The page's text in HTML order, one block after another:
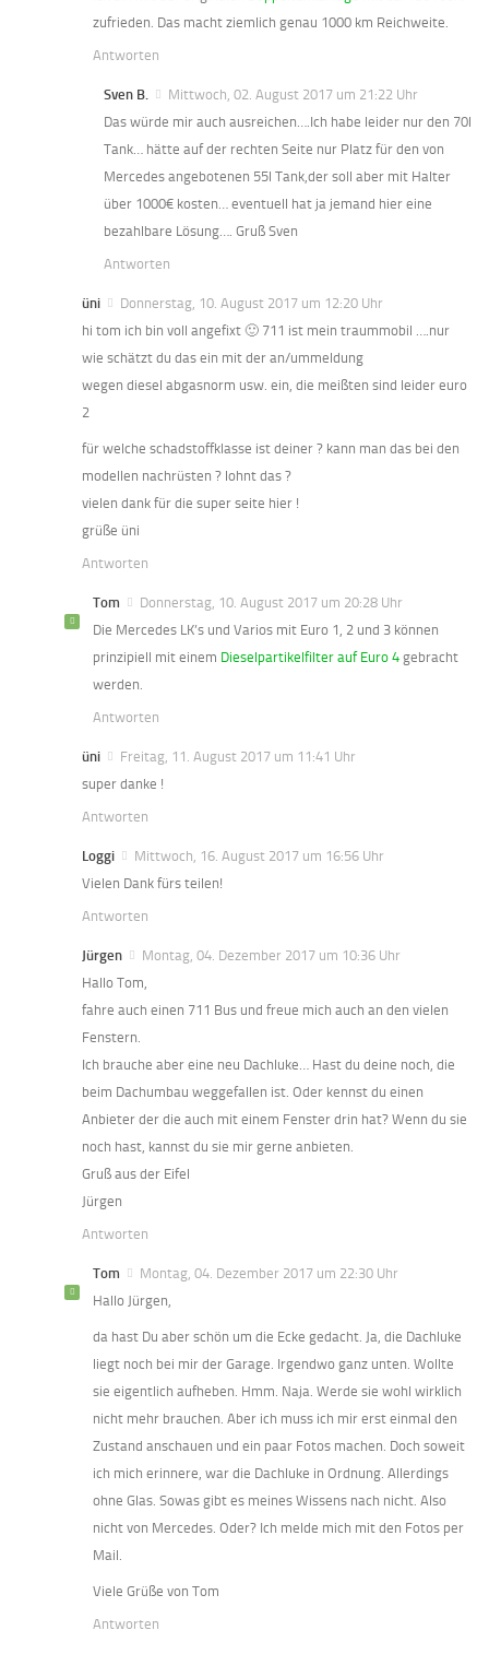
zufrieden. Das macht ziemlich genau 1000 km Reichweite.
Antworten
Sven B.
Mittwoch, 02. August 2017 um 21:22 Uhr
Das würde mir auch ausreichen….Ich habe leider nur den 70l
Tank… hätte auf der rechten Seite nur Platz für den von
Mercedes angebotenen 55l Tank,der soll aber mit Halter
über 1000€ kosten… eventuell hat ja jemand hier eine
bezahlbare Lösung…. Gruß Sven
Antworten
üni
Donnerstag, 10. August 2017 um 12:20 Uhr
hi tom ich bin voll angefixt 🙂 711 ist mein traummobil ….nur
wie schätzt du das ein mit der an/ummeldung
wegen diesel abgasnorm usw. ein, die meißten sind leider euro
2
für welche schadstoffklasse ist deiner ? kann man das bei den
modellen nachrüsten ? lohnt das ?
vielen dank für die super seite hier !
grüße üni
Antworten
Tom
Donnerstag, 10. August 2017 um 20:28 Uhr
Die Mercedes LK’s und Varios mit Euro 1, 2 und 3 können
prinzipiell mit einem Dieselpartikelfilter auf Euro 4 gebracht
werden.
Antworten
üni
Freitag, 11. August 2017 um 11:41 Uhr
super danke !
Antworten
Loggi
Mittwoch, 16. August 2017 um 16:56 Uhr
Vielen Dank fürs teilen!
Antworten
Jürgen
Montag, 04. Dezember 2017 um 10:36 Uhr
Hallo Tom,
fahre auch einen 711 Bus und freue mich auch an den vielen
Fenstern.
Ich brauche aber eine neu Dachluke… Hast du deine noch, die
beim Dachumbau weggefallen ist. Oder kennst du einen
Anbieter der die auch mit einem Fenster drin hat? Wenn du sie
noch hast, kannst du sie mir gerne anbieten.
Gruß aus der Eifel
Jürgen
Antworten
Tom
Montag, 04. Dezember 2017 um 22:30 Uhr
Hallo Jürgen,
da hast Du aber schön um die Ecke gedacht. Ja, die Dachluke
liegt noch bei mir der Garage. Irgendwo ganz unten. Wollte
sie eigentlich aufheben. Hmm. Naja. Werde sie wohl wirklich
nicht mehr brauchen. Aber ich muss ich mir erst einmal den
Zustand anschauen und ein paar Fotos machen. Doch soweit
ich mich erinnere, war die Dachluke in Ordnung. Allerdings
ohne Glas. Sowas gibt es meines Wissens nach nicht. Also
nicht von Mercedes. Oder? Ich melde mich mit den Fotos per
Mail.
Viele Grüße von Tom
Antworten